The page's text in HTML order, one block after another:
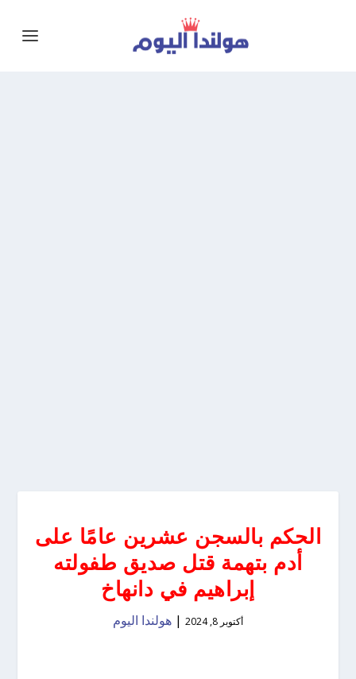
الحكم بالسجن عشرين عامًا على
أدم بتهمة قتل صديق طفولته
إبراهيم في دانهاخ
أكتوبر 8, 2024 | هولندا اليوم